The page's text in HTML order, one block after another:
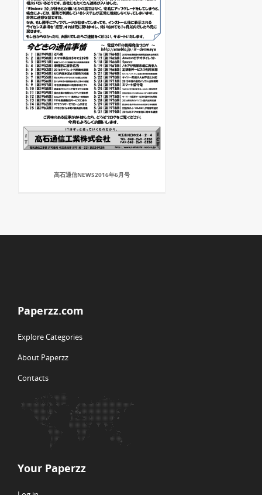
高石通信NEWS2016年6月号
Paperzz.com
Explore Categories
About Paperzz
Contacts
Your Paperzz